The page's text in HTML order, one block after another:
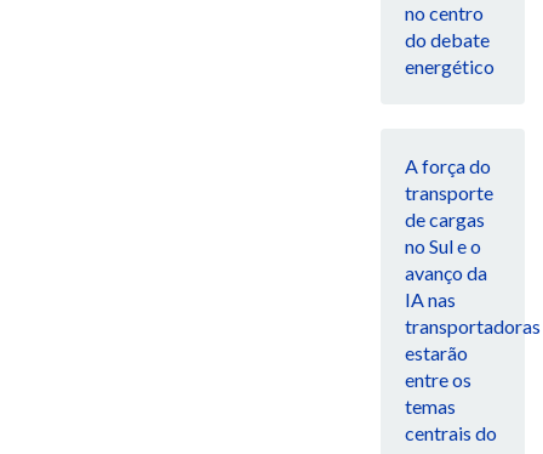
no centro
do debate
energético
A força do
transporte
de cargas
no Sul e o
avanço da
IA nas
transportadoras
estarão
entre os
temas
centrais do